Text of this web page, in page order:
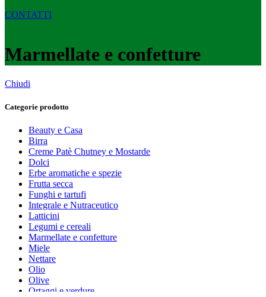
CONTATTI
Marmellate e confetture
Chiudi
Categorie prodotto
Beauty e Casa
Birra
Creme Patè Chutney e Mostarde
Dolci
Erbe aromatiche e spezie
Frutta secca
Funghi e tartufi
Integrale e Nutraceutico
Latticini
Legumi e cereali
Marmellate e confetture
Miele
Nettare
Olio
Olive
Ortaggi e verdure